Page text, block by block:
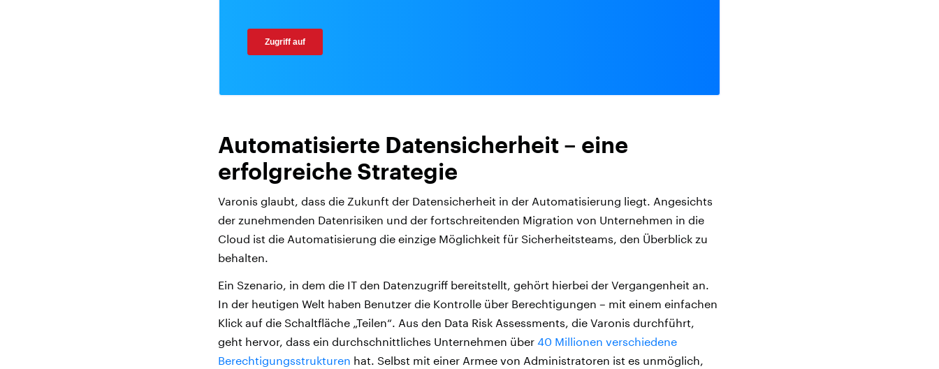
Automatisierte Datensicherheit – eine
erfolgreiche Strategie
Varonis glaubt, dass die Zukunft der Datensicherheit in der Automatisierung liegt. Angesichts
der zunehmenden Datenrisiken und der fortschreitenden Migration von Unternehmen in die
Cloud ist die Automatisierung die einzige Möglichkeit für Sicherheitsteams, den Überblick zu
behalten.
Ein Szenario, in dem die IT den Datenzugriff bereitstellt, gehört hierbei der Vergangenheit an.
In der heutigen Welt haben Benutzer die Kontrolle über Berechtigungen – mit einem einfachen
Klick auf die Schaltfläche „Teilen“. Aus den Data Risk Assessments, die Varonis durchführt,
geht hervor, dass ein durchschnittliches Unternehmen über 40 Millionen verschiedene
Berechtigungsstrukturen hat. Selbst mit einer Armee von Administratoren ist es unmöglich,